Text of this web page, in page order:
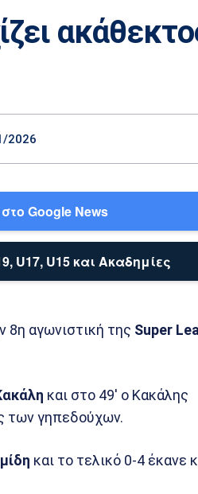
2026
Google News
U17, U15 και Ακαδημίες
8η αγωνιστική της Super
και στο 49′ ο Κακάλης
των γηπεδούχων.
και το τελικό 0-4 έκανε